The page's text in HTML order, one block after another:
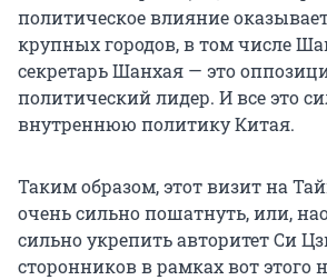
политическое влияние
крупных городов, в том числе
секретарь Шанхая — это
политический лидер. И все это
внутреннюю политику Китая.
Таким образом, этот визит на
очень сильно пошатнуть, или,
сильно укрепить авторитет Си
сторонников в рамках вот этого